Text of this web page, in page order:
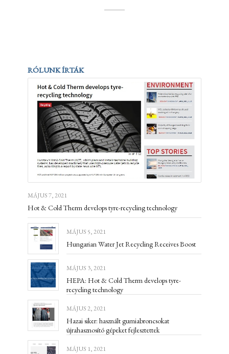
RÓLUNK ÍRTÁK
MÁJUS 7, 2021
Hot & Cold Therm develops tyre-recycling technology
MÁJUS 5, 2021
Hungarian Water Jet Recycling Receives Boost
MÁJUS 3, 2021
HEPA: Hot & Cold Therm develops tyre-
recycling technology
MÁJUS 2, 2021
Hazai siker: használt gumiabroncsokat
újrahasznosító gépeket fejlesztettek
MÁJUS 1, 2021